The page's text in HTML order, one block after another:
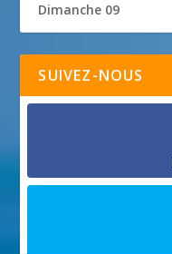
Dimanche 09
SUIVEZ-NOUS